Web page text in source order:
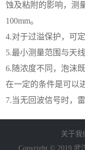
蚀及粘附的影响，测
100mm。
4.对于过溢保护，可
5.最小测量范围与天线
6. 随浓度不同，泡沫
在一定的条件是可以
7.当无回波信号时，
关于我
Copyright © 2019 武